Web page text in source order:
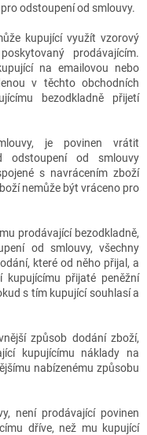
odstoupení od smlouvy.
kupující využít vzorový
prodávajícím.
na emailovou nebo
v těchto obchodních
bezodkladně přijetí
je povinen vrátit
od smlouvy
s navrácením zboží
nemůže být vráceno pro
prodávající bezodkladně,
od smlouvy, všechny
které od něho přijal, a
přijaté peněžní
s tím kupující souhlasí a
způsob dodání zboží,
kupujícímu náklady na
nabízenému způsobu
není prodávající povinen
dříve, než mu kupující